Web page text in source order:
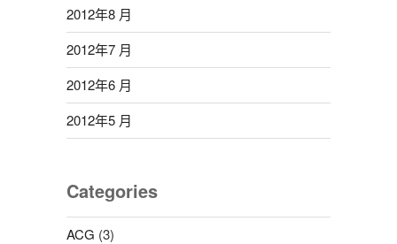
2012年8 月
2012年7 月
2012年6 月
2012年5 月
Categories
ACG (3)